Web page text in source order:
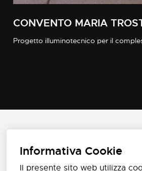
CONVENTO MARIA
Progetto illuminotecnico per il
Informativa Cookie
Il presente sito web utilizza